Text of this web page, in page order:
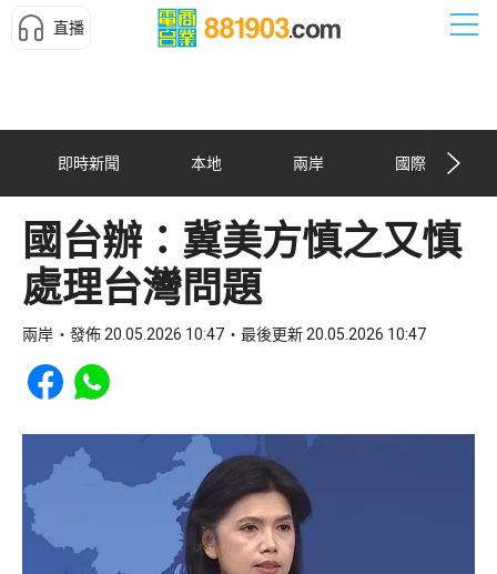
直播
即時新聞 本地 兩岸 國際
國台辦：冀美方慎之又慎
處理台灣問題
兩岸 發佈 20.05.2026 10:47 最後更新 20.05.2026 10:47
Share to Facebook
Share to WhatsApp